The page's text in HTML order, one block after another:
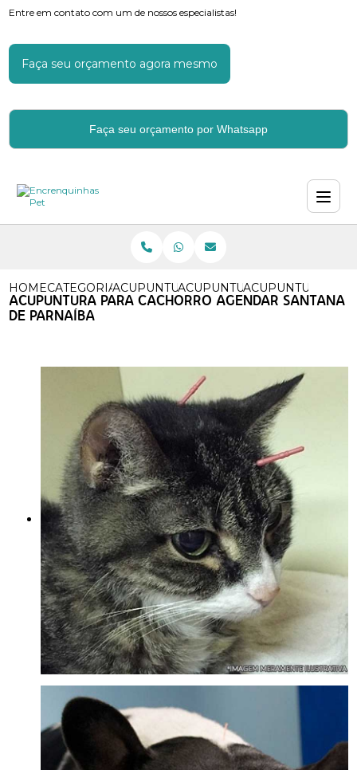
Entre em contato com um de nossos especialistas!
Faça seu orçamento agora mesmo
Faça seu orçamento por Whatsapp
HOMECATEGORIASACUPUNTURAACUPUNTURA PARA CAES
ACUPUNTURA
ACUPUNTURA PARA CACHORRO AGENDAR SANTANA
DE PARNAÍBA